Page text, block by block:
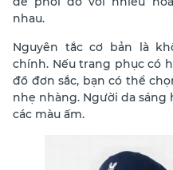
nhau.
Nguyên tắc cơ bản là
chính. Nếu trang phục có
đồ đơn sắc, bạn có thể
nhẹ nhàng. Người da sáng
các màu ấm.